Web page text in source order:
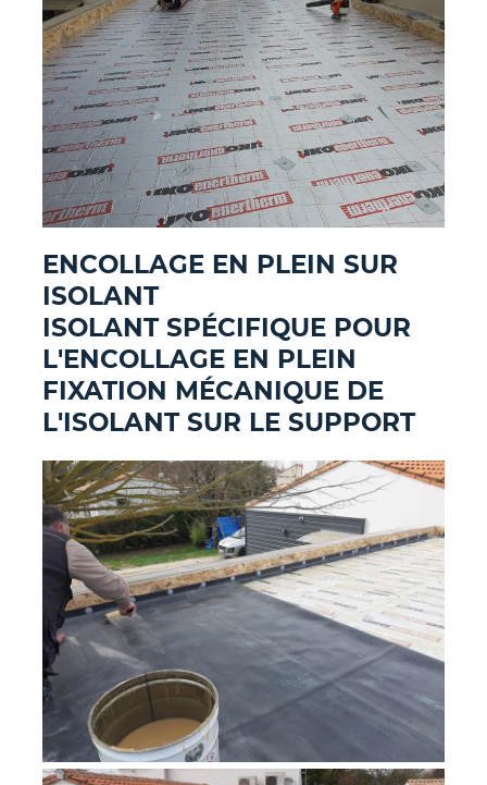
ENCOLLAGE EN PLEIN SUR
ISOLANT
ISOLANT SPÉCIFIQUE POUR
L'ENCOLLAGE EN PLEIN
FIXATION MÉCANIQUE DE
L'ISOLANT SUR LE SUPPORT